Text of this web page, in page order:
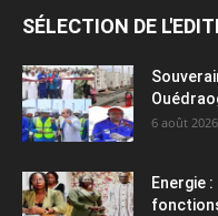
SÉLECTION DE
6 août 2026
Energie